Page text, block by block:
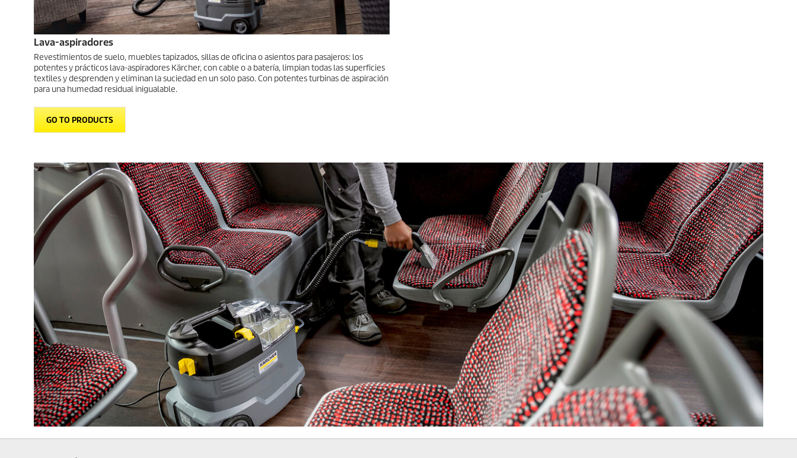
Lava-aspiradores
Revestimientos de suelo, muebles tapizados, sillas de oficina o asientos para pasajeros: los
potentes y prácticos lava-aspiradores Kärcher, con cable o a batería, limpian todas las superficies
textiles y desprenden y eliminan la suciedad en un solo paso. Con potentes turbinas de aspiración
para una humedad residual inigualable.
GO TO PRODUCTS